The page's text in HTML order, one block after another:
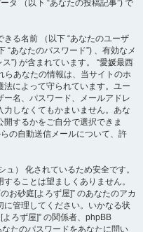
タ （以下 “あなたの投稿記事”) で
る名前 （以下 “あなたのユーザ
“あなたのパスワード”) 、有効なメ
”) が含まれています。 “愛媛最西
あなたの情報は、当サイトのホ
によって守られています。ユー
名、パスワード、メールアドレ
しなくてもかまいません。あな
するかをご自分で選択できま
の自動送信メールについて、許
） 化されているため安全です。
ることは望ましくありません。
お砂庭[よろず屋]” のあなたのアカ
に管理してください。いかなる状
ろず屋]” の関係者、phpBB
たのパスワードをあなたに問い